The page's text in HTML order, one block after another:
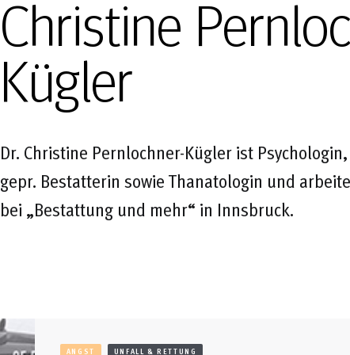
Christine
Kügler
Dr. Christine Pernlochner-Kügler ist Psychologin,
gepr. Bestatterin sowie Thanatologin und
bei „Bestattung und mehr“ in Innsbruck.
ANGST UNFALL & RETTUNG